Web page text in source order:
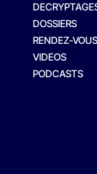
DOSSIERS
RENDEZ-VOUS
VIDEOS
PODCASTS